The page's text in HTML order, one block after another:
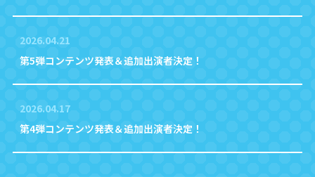
2026.04.21
第5弾コンテンツ発表＆追加出演者決定！
2026.04.17
第4弾コンテンツ発表＆追加出演者決定！